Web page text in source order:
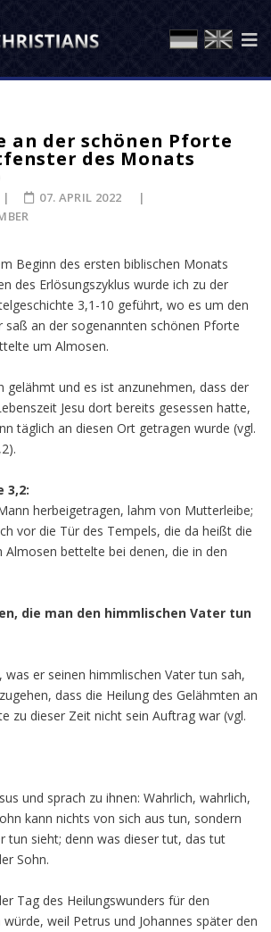
an der schönen Pforte
des Monats
07. APRIL 2022
Beginn des ersten biblischen Monats
des Erlösungszyklus wurde ich zu der
3,1-10 geführt, wo es um den
saß an der sogenannten schönen Pforte
um Almosen.
gelähmt und es ist anzunehmen, dass der
Jesu dort bereits gesessen hatte,
täglich an diesen Ort getragen wurde (vgl.
3,2:
herbeigetragen, lahm von Mutterleibe;
vor die Tür des Tempels, die da heißt die
Almosen bettelte bei denen, die in den
die man den himmlischen Vater tun
was er seinen himmlischen Vater tun sah,
dass die Heilung des Gelähmten an
zu dieser Zeit nicht sein Auftrag war (vgl.
und sprach zu ihnen: Wahrlich, wahrlich,
kann nichts von sich aus tun, sondern
tun sieht; denn was dieser tut, das tut
Sohn.
Tag des Heilungswunders für den
weil Petrus und Johannes später den